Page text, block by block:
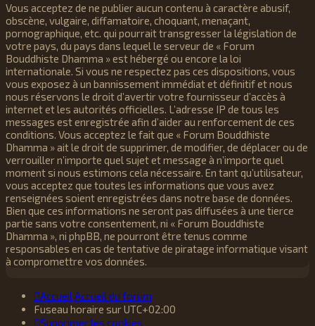
Vous acceptez de ne publier aucun contenu à caractère abusif,
obscène, vulgaire, diffamatoire, choquant, menaçant,
pornographique, etc. qui pourrait transgresser la législation de
votre pays, du pays dans lequel le serveur de « Forum
Bouddhiste Dhamma » est hébergé ou encore la loi
internationale. Si vous ne respectez pas ces dispositions, vous
vous exposez à un bannissement immédiat et définitif et nous
nous réservons le droit d’avertir votre fournisseur d’accès à
internet et les autorités officielles. L’adresse IP de tous les
messages est enregistrée afin d’aider au renforcement de ces
conditions. Vous acceptez le fait que « Forum Bouddhiste
Dhamma » ait le droit de supprimer, de modifier, de déplacer ou de
verrouiller n’importe quel sujet et message à n’importe quel
moment si nous estimons cela nécessaire. En tant qu’utilisateur,
vous acceptez que toutes les informations que vous avez
renseignées soient enregistrées dans notre base de données.
Bien que ces informations ne seront pas diffusées à une tierce
partie sans votre consentement, ni « Forum Bouddhiste
Dhamma », ni phpBB, ne pourront être tenus comme
responsables en cas de tentative de piratage informatique visant
à compromettre vos données.
Accueil Accueil du forum
Fuseau horaire surUTC+02:00
Supprimer les cookies